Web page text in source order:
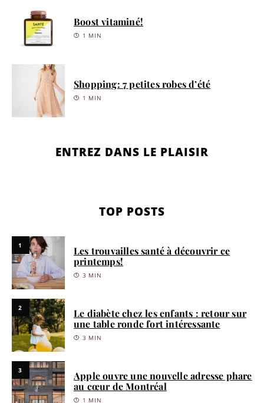
Boost vitaminé!
1 MIN
Shopping: 7 petites robes d’été
1 MIN
ENTREZ DANS LE PLAISIR
TOP POSTS
1
Les trouvailles santé à découvrir ce
printemps!
3 MIN
2
Le diabète chez les enfants : retour sur
une table ronde fort intéressante
3 MIN
3
Apple ouvre une nouvelle adresse phare
au cœur de Montréal
1 MIN